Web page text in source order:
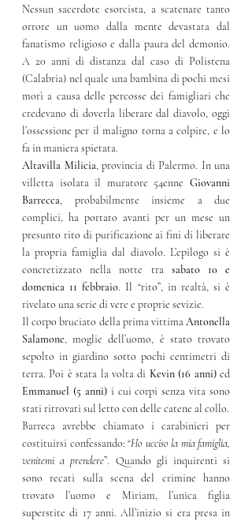
Nessun sacerdote esorcista, a scatenare tanto
orrore un uomo dalla mente devastata dal
fanatismo religioso e dalla paura del demonio.
A 20 anni di distanza dal caso di Polistena
(Calabria) nel quale una bambina di pochi mesi
morì a causa delle percosse dei famigliari che
credevano di doverla liberare dal diavolo, oggi
l’ossessione per il maligno torna a colpire, e lo
fa in maniera spietata.
Altavilla Milicia, provincia di Palermo. In una
villetta isolata il muratore 54enne Giovanni
Barrecca, probabilmente insieme a due
complici, ha portato avanti per un mese un
presunto rito di purificazione ai fini di liberare
la propria famiglia dal diavolo. L’epilogo si è
concretizzato nella notte tra sabato 10 e
domenica 11 febbraio. Il “rito”, in realtà, si è
rivelato una serie di vere e proprie sevizie.
Il corpo bruciato della prima vittima Antonella
Salamone, moglie dell’uomo, è stato trovato
sepolto in giardino sotto pochi centimetri di
terra. Poi è stata la volta di Kevin (16 anni)
Emmanuel (5 anni) i cui corpi senza vita sono
stati ritrovati sul letto con delle catene al collo.
Barreca avrebbe chiamato i carabinieri per
costituirsi confessando: “Ho ucciso la mia famiglia,
venitemi a prendere”. Quando gli inquirenti si
sono recati sulla scena del crimine hanno
trovato l’uomo e Miriam, l’unica figlia
superstite di 17 anni. All’inizio si era presa in